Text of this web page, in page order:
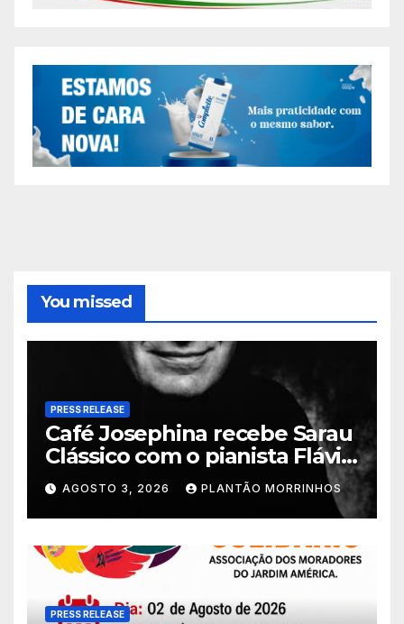
You missed
PRESS RELEASE
Café Josephina recebe Sarau
Clássico com o pianista Flávio
Varani nesta terça-feira
AGOSTO 3, 2026 PLANTÃO MORRINHOS
PRESS RELEASE